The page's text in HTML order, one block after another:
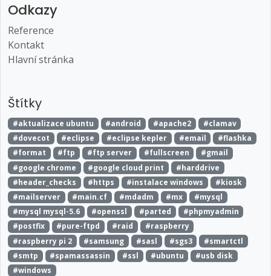
Odkazy
Reference
Kontakt
Hlavní stránka
Štítky
#aktualizace ubuntu #android #apache2
#clamav
#dovecot
#eclipse #eclipse kepler #email
#flashka
#format
#ftp #ftp server #fullscreen
#gmail
#google chrome
#google cloud print
#harddrive
#header_checks
#https #instalace windows
#kiosk
#mailserver
#main.cf #mdadm #mx
#mysql
#mysql mysql-5.6
#openssl #parted
#phpmyadmin
#postfix
#pure-ftpd #raid
#raspberry
#raspberry pi 2
#samsung #sasl #sgs3
#smartctl
#smtp
#spamassassin #ssl #ubuntu
#usb disk
#windows